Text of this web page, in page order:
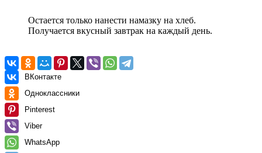
Остается только нанести намазку на хлеб.
Получается вкусный завтрак на каждый день.
ВКонтакте
Одноклассники
Pinterest
Viber
WhatsApp